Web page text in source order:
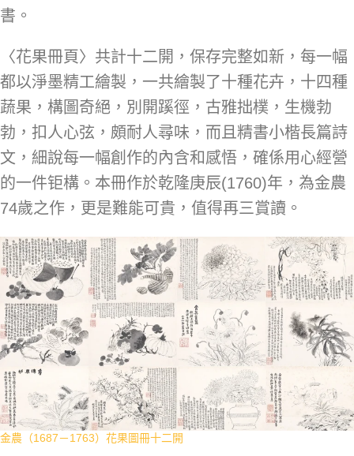
書。
〈花果冊頁〉共計十二開，保存完整如新，每一幅
都以淨墨精工繪製，一共繪製了十種花卉，十四種
蔬果，構圖奇絕，別開蹊徑，古雅拙樸，生機勃
勃，扣人心弦，頗耐人尋味，而且精書小楷長篇詩
文，細說每一幅創作的內含和感悟，確係用心經營
的一件钜構。本冊作於乾隆庚辰(1760)年，為金農
74歲之作，更是難能可貴，值得再三賞讀。
金農（1687－1763）花果圖冊十二開